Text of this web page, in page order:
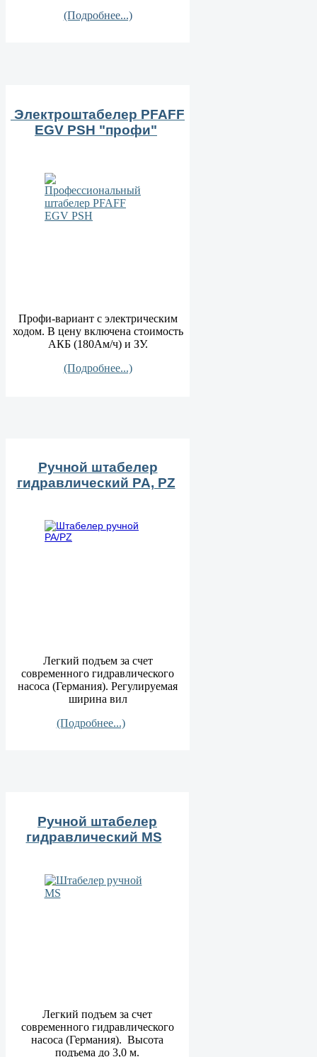
(Подробнее...)
Электроштабелер PFAFF
EGV PSН "профи"
Профи-вариант с электрическим
ходом. В цену включена стоимость
АКБ (180Ам/ч) и ЗУ.
(Подробнее...)
Ручной штабелер
гидравлический PA, PZ
Легкий подъем за счет
современного гидравлического
насоса (Германия). Регулируемая
ширина вил
(Подробнее...)
Ручной штабелер
гидравлический MS
Легкий подъем за счет
современного гидравлического
насоса (Германия). Высота
подъема до 3,0 м.